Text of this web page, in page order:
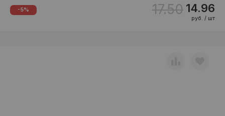
-5% 17.50 14.96
руб. / шт